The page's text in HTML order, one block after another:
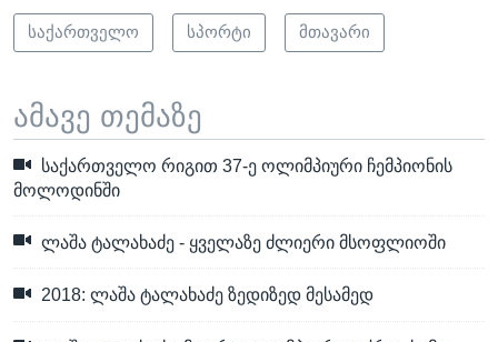
საქართველო სპორტი მთავარი
ამავე თემაზე
საქართველო რიგით 37-ე ოლიმპიური ჩემპიონის
მოლოდინში
ლაშა ტალახაძე - ყველაზე ძლიერი მსოფლიოში
2018: ლაშა ტალახაძე ზედიზედ მესამედ